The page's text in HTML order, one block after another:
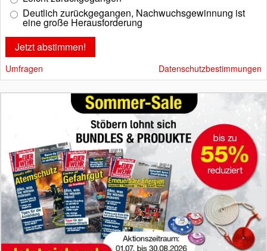
Deutlich zurückgegangen, Nachwuchsgewinnung ist
eine große Herausforderung
Umfragen Datenschutzbestimmungen